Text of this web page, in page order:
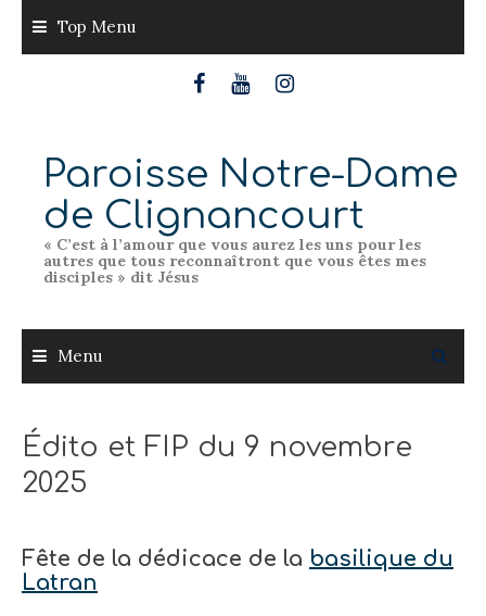
content
Top Menu
Paroisse Notre-Dame
de Clignancourt
« C’est à l’amour que vous aurez les uns pour les
autres que tous reconnaîtront que vous êtes mes
disciples » dit Jésus
Menu
Édito et FIP du 9 novembre
2025
Fête de la dédicace de la basilique du
Latran